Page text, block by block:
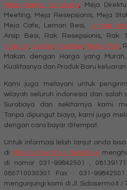
Meja Kantor Surabaya, Meja
Meeting, Meja Resepsionis, Meja
Meja Cafe, Lemari Besi,
Lemari
Arsip Besi, Rak Resepsionis, Rak
Cabinet, Locker, Brankas, Mobile File ,
Makan dengan Harga yang
Kualitasnya dan Produk Baru keluaran
Kami juga melayani untuk
wilayah seluruh indonesia dan salah
Surabaya dan sekitarnya kami
Tanpa dipungut biaya, kami juga
dengan cara bayar ditempat.
Untuk informasi lebih lanjut anda
di Millenia Furniture Surabaya
di nomor 031-99842501 ,
085710030301 Fax : 031-
mengunjungi kami di Jl. Sidosermo II /